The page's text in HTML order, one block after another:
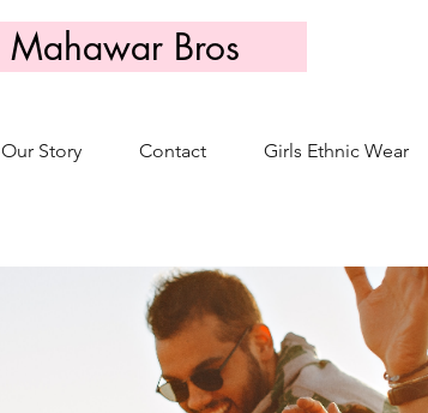
Mahawar Bros
Our Story Contact Girls Ethnic Wear